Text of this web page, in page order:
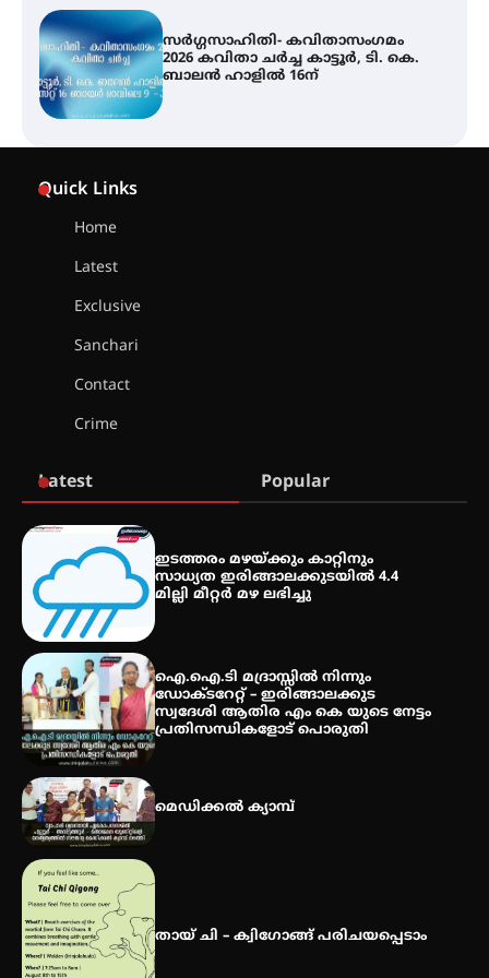
ശക്തമായ മഴ തുടരുന്നു – തൃശൂർ
ജില്ലയിൽ എല്ലാ വിദ്യാഭ്യാസ
സ്ഥാപനങ്ങൾക്കും ശനിയാഴ്ച
അവധി
എസ് എൻ ഹയർ സെക്കൻഡറി
വിദ്യാർത്ഥികൾ
2026 കവിതാ ചർച്ച കാട്ടൂർ, ടി. കെ.
ബാലൻ ഹാളിൽ 16ന്
Quick Links
Home
Latest
Exclusive
Sanchari
Contact
Crime
Latest Popular
ഇടത്തരം മഴയ്ക്കും കാറ്റിനും
സാധ്യത ഇരിങ്ങാലക്കുടയിൽ 4.4
മില്ലി മീറ്റർ മഴ ലഭിച്ചു
ഐ.ഐ.ടി മദ്രാസ്സിൽ നിന്നും
ഡോക്ടറേറ്റ് – ഇരിങ്ങാലക്കുട
സ്വദേശി ആതിര എം കെ യുടെ നേട്ടം
പ്രതിസന്ധികളോട് പൊരുതി
മെഡിക്കൽ ക്യാമ്പ്
തായ് ചി – ക്വിഗോങ്ങ് പരിചയപ്പെടാം